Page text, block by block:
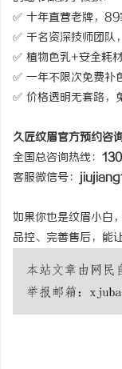
✅ 十年直营老牌，89
✅ 千名资深技师团队
✅ 植物色乳+安全耗
✅ 一年不限次免费补
✅ 价格透明无套路，
久匠纹眉官方预约咨
全国总咨询热线：
客服微信号：
如果你也是纹眉小白
品控、完善售后，能